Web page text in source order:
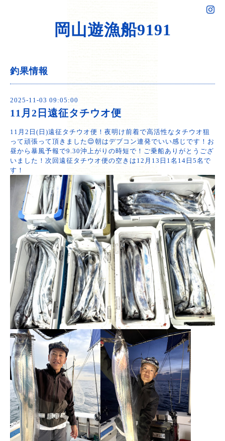
岡山遊漁船9191
釣果情報
2025-11-03 09:05:00
11月2日遠征タチウオ便
11月2日(日)遠征タチウオ便！夜明け前着で高活性なタチウオ狙
って頑張って頂きました😌朝はデブコン連発でいい感じです！お
昼から暴風予報で9.30沖上がりの時短で！ご乗船ありがとうござ
いました！次回遠征タチウオ便の空きは12月13日1名14日5名で
す！